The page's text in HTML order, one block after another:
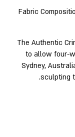
Fabric
The Authentic
to allow four-
Sydney,
sculpting